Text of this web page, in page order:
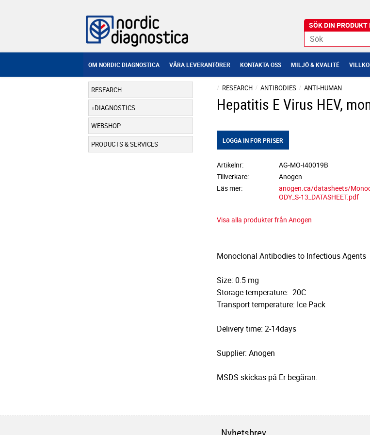
OM NORDIC DIAGNOSTICA VÅRA LEVERANTÖRER KONTAKTA OSS MILJÖ & KVALITÉ
RESEARCH ANTIBODIES ANTI-HUMAN
Hepatitis E Virus HEV,
LOGGA IN FÖR PRISER
Artikelnr
AG-MO-I40019B
Tillverkare
Anogen
Läs mer
anogen.ca/datasheets/
ODY_S-13_DATASHEET.pdf
Visa alla produkter från Anogen
Monoclonal Antibodies to Infectious Agents
Size: 0.5 mg
Storage temperature: -20C
Transport temperature: Ice Pack
Delivery time: 2-14days
Supplier: Anogen
MSDS skickas på Er begäran.
RESEARCH
DIAGNOSTICS
WEBSHOP
PRODUCTS & SERVICES